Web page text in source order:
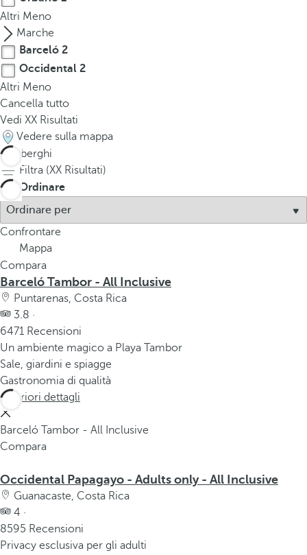
Altri Meno
Marche
Barceló 2
Occidental 2
Altri Meno
Cancella tutto
Vedi XX Risultati
Vedere sulla mappa
4
alberghi
Filtra (XX Risultati)
Ordinare
Confrontare
Mappa
Compara
Barceló Tambor - All Inclusive
Puntarenas, Costa Rica
3.8 ·
6471 Recensioni
Un ambiente magico a Playa Tambor
Sale, giardini e spiagge
Gastronomia di qualità
Ulteriori dettagli
Barceló Tambor - All Inclusive
Compara
Occidental Papagayo - Adults only - All Inclusive
Guanacaste, Costa Rica
4 ·
8595 Recensioni
Privacy esclusiva per gli adulti